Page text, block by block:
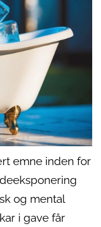
emne inden for
og mental
i gave får